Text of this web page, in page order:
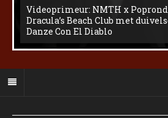
Videoprimeur: NMTH x
Dracula’s Beach Club met
Danze Con El Diablo